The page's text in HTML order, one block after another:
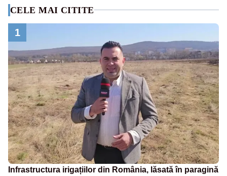
CELE MAI CITITE
1
Infrastructura irigațiilor din România, lăsată în paragină